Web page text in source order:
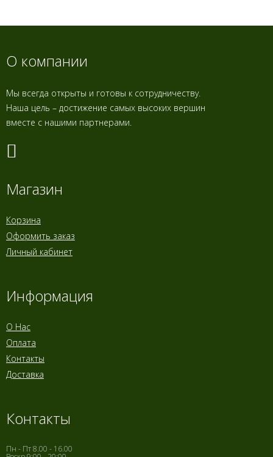
О компании
Мы всегда открыты и готовы к сотрудничеству.
Наша цель – достижение самых высоких вершин
вместе с нашими партнерами.
Магазин
Корзина
Оформить заказ
Личный кабинет
Информация
О Нас
Оплата
Контакты
Доставка
Контакты
Пн - Пт 8.00 - 16.00